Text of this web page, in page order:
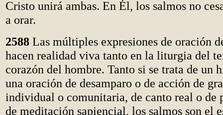
Cristo unirá ambas. En Él, los salmos no
a orar.
2588 Las múltiples expresiones de oración
hacen realidad viva tanto en la liturgia del
corazón del hombre. Tanto si se trata de un
una oración de desamparo o de acción de
individual o comunitaria, de canto real o de
de meditación sapiencial, los salmos son el